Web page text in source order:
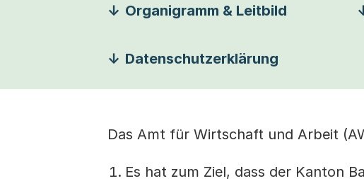
Organigramm & Leitbild
Datenschutzerklärung
Das Amt für Wirtschaft und Arbeit
Es hat zum Ziel, dass der Kanton